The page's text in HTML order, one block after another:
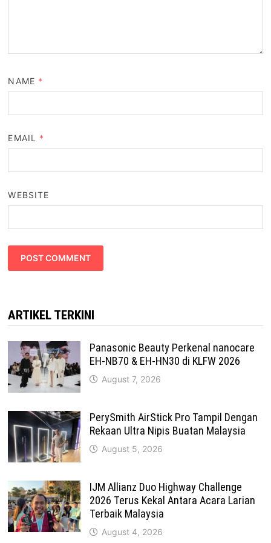
NAME *
EMAIL *
WEBSITE
ARTIKEL TERKINI
Panasonic Beauty Perkenal nanocare
EH-NB70 & EH-HN30 di KLFW 2026
August 7, 2026
PerySmith AirStick Pro Tampil Dengan
Rekaan Ultra Nipis Buatan Malaysia
August 5, 2026
IJM Allianz Duo Highway Challenge
2026 Terus Kekal Antara Acara Larian
Terbaik Malaysia
August 4, 2026